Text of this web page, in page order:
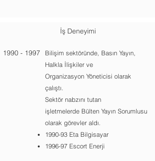
İş Deneyimi
1990 - 1997
Bilişim sektöründe, Basın Yayın,
Halkla İlişkiler ve
Organizasyon Yöneticisi olarak
çalıştı.
Sektör nabzını tutan
işletmelerde Bülten Yayın Sorumlusu
olarak görevler aldı.
1990-93 Eta Bilgisayar
1996-97 Escort Enerji